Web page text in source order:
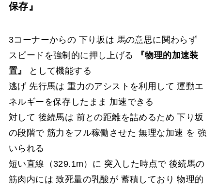
保存』
3コーナーからの 下り坂は 馬の意思に関わらず
スピードを強制的に押し上げる
『物理的加速装
置』
として機能する
逃げ 先行馬は 重力のアシストを利用して 運動エ
ネルギーを保存したまま 加速できる
対して 後続馬は 前との距離を詰めるため 下り坂
の段階で 筋力をフル稼働させた 無理な加速 を 強
いられる
短い直線（329.1m）に 突入した時点で 後続馬の
筋肉内には 致死量の乳酸が 蓄積しており 物理的